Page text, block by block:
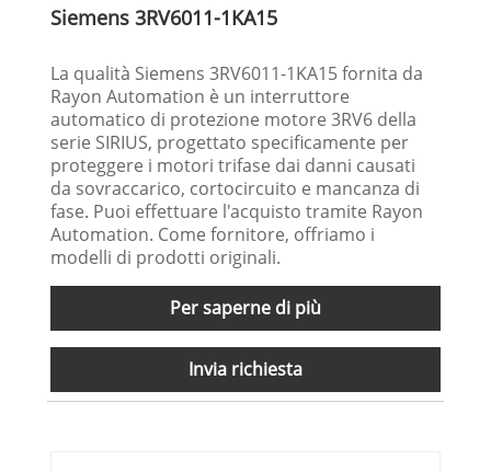
Siemens 3RV6011-1KA15
La qualità Siemens 3RV6011-1KA15 fornita da
Rayon Automation è un interruttore
automatico di protezione motore 3RV6 della
serie SIRIUS, progettato specificamente per
proteggere i motori trifase dai danni causati
da sovraccarico, cortocircuito e mancanza di
fase. Puoi effettuare l'acquisto tramite Rayon
Automation. Come fornitore, offriamo i
modelli di prodotti originali.
Per saperne di più
Invia richiesta